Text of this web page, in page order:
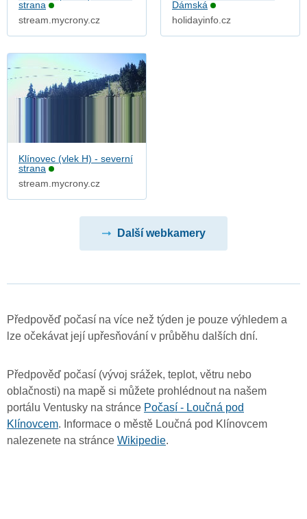
strana
stream.mycrony.cz
Dámská
holidayinfo.cz
Klínovec (vlek H) - severní
strana
stream.mycrony.cz
Další webkamery
Předpověď počasí na více než týden je pouze výhledem a
lze očekávat její upřesňování v průběhu dalších dní.
Předpověď počasí (vývoj srážek, teplot, větru nebo
oblačnosti) na mapě si můžete prohlédnout na našem
portálu Ventusky na stránce Počasí - Loučná pod
Klínovcem. Informace o městě Loučná pod Klínovcem
nalezenete na stránce Wikipedie.